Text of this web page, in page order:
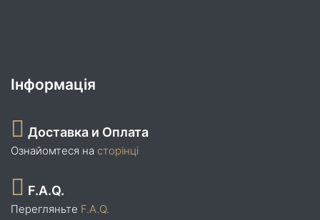
Інформація
Доставка и Оплата
Ознайомтеся на сторінці
F.A.Q.
Перегляньте F.A.Q.